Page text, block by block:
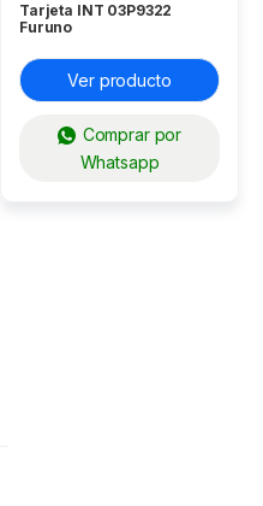
Tarjeta INT 03P9322
Furuno
Ver producto
Comprar por
Whatsapp